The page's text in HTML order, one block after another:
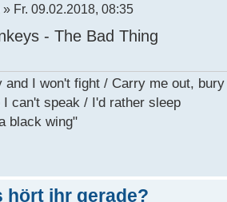
» Fr. 09.02.2018, 08:35
- The Bad Thing
and I won't fight / Carry me out,
can't speak / I'd rather sleep
black wing"
hört ihr gerade?